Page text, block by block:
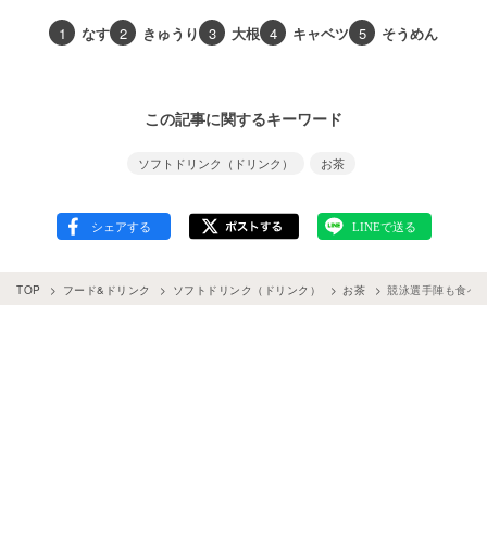
1 なす 2 きゅうり 3 大根 4 キャベツ 5 そうめん
この記事に関するキーワード
ソフトドリンク（ドリンク） お茶
TOP フード&ドリンク ソフトドリンク（ドリンク） お茶 競泳選手陣も食べ